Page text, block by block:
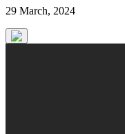
29 March, 2024